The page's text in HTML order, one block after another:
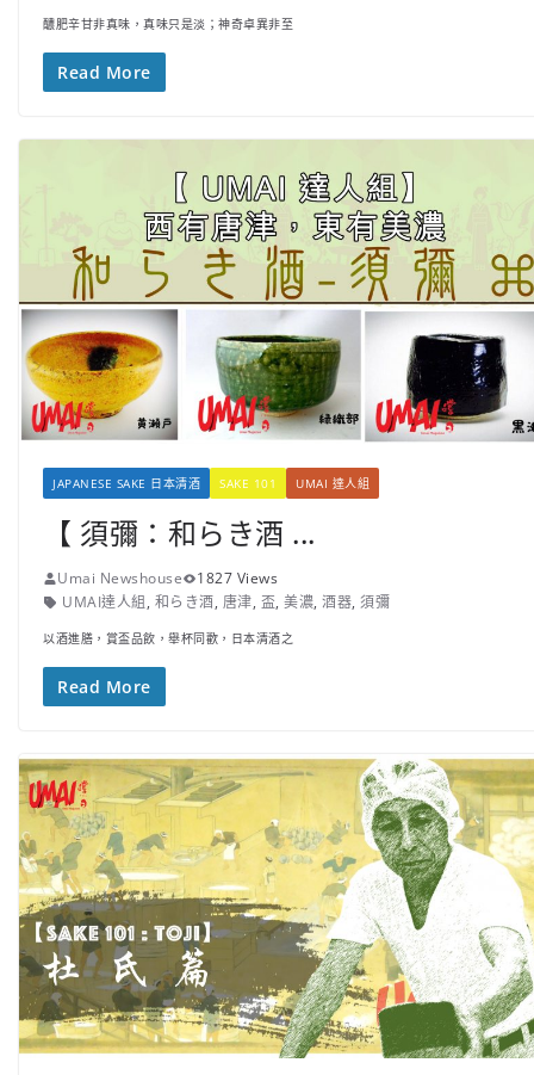
醲肥辛甘非真味，真味只是淡；神奇卓異非至
Read More
JAPANESE SAKE 日本清酒 SAKE 101 UMAI 達人組
【 須彌：和らき酒 ...
Umai Newshouse
1827 Views
UMAI達人組, 和らき酒, 唐津, 盃, 美濃, 酒器, 須彌
以酒進膳，賞盃品飲，舉杯同歡，日本清酒之
Read More